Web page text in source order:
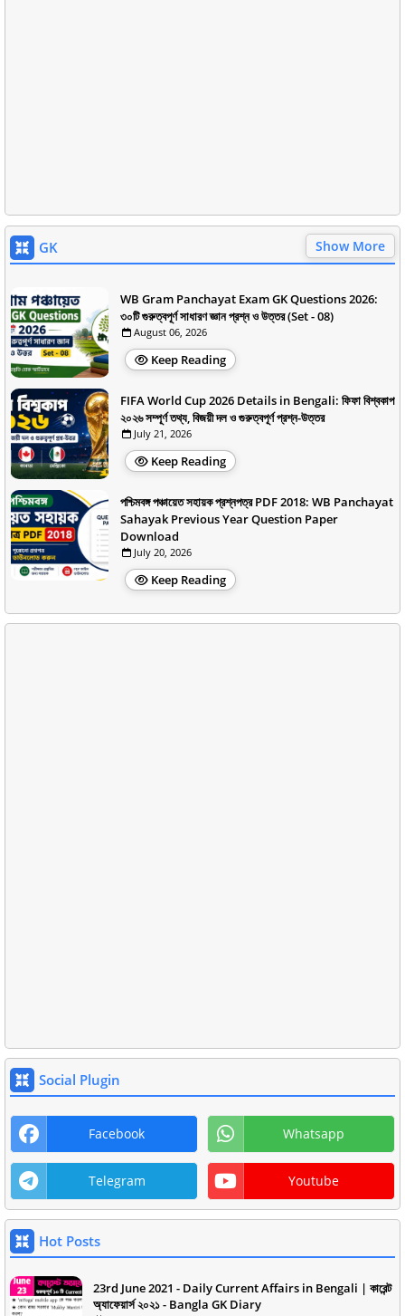
GK Show More
WB Gram Panchayat Exam GK Questions 2026:
৩০টি গুরুত্বপূর্ণ সাধারণ জ্ঞান প্রশ্ন ও উত্তর (Set - 08)
August 06, 2026
Keep Reading
FIFA World Cup 2026 Details in Bengali: ফিফা বিশ্বকাপ
২০২৬ সম্পূর্ণ তথ্য, বিজয়ী দল ও গুরুত্বপূর্ণ প্রশ্ন-উত্তর
July 21, 2026
Keep Reading
পশ্চিমবঙ্গ পঞ্চায়েত সহায়ক প্রশ্নপত্র PDF 2018: WB Panchayat
Sahayak Previous Year Question Paper
Download
July 20, 2026
Keep Reading
Social Plugin
Facebook Whatsapp
Telegram Youtube
Hot Posts
23rd June 2021 - Daily Current Affairs in Bengali | কারেন্ট
অ্যাফেয়ার্স ২০২১ - Bangla GK Diary